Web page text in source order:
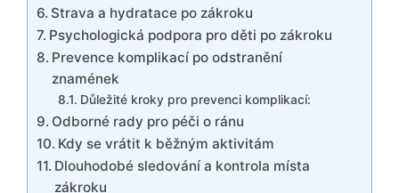
Strava a hydratace po zákroku
Psychologická podpora pro děti po zákroku
Prevence komplikací po odstranění
znamének
Důležité kroky pro prevenci komplikací:
Odborné rady pro péči o ránu
Kdy se vrátit k běžným aktivitám
Dlouhodobé sledování a kontrola místa
zákroku